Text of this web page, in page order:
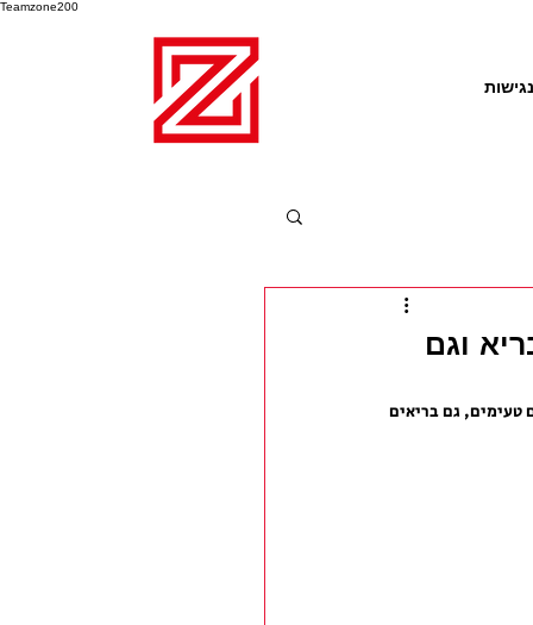
Teamzone200
נגישות
וגם
טעימים, גם בריאים